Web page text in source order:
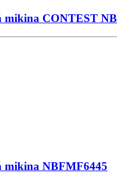
CONTEST
mikina NBFMF6445